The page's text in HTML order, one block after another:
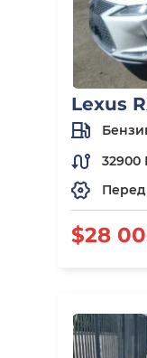
Lexus
32900
$28